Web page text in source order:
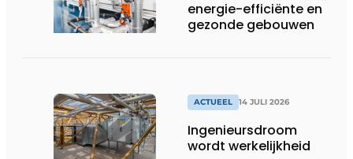
energie-efficiënte en
gezonde gebouwen
ACTUEEL 14 JULI 2026
Ingenieursdroom
wordt werkelijkheid